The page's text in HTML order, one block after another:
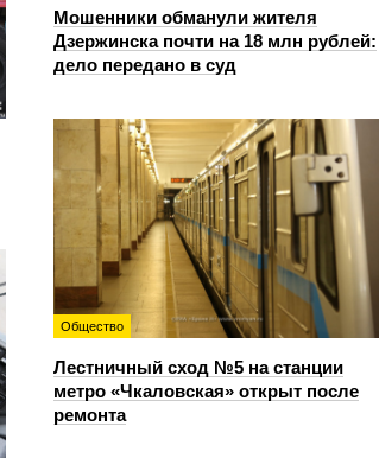
Мошенники обманули жителя
Дзержинска почти на 18 млн рублей:
дело передано в суд
Общество
Лестничный сход №5 на станции
метро «Чкаловская» открыт после
ремонта